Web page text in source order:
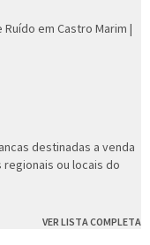
em Castro Marim |
destinadas a venda
ou locais do
VER LISTA COMPLETA